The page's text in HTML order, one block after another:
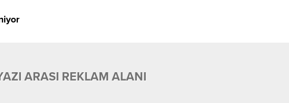
ARASI REKLAM ALANI